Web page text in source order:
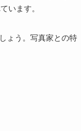
います。
ょう。写真家との特